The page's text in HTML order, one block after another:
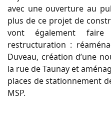
avec une ouverture au
plus de ce projet de
vont également
restructuration :
Duveau, création d’une
la rue de Taunay et
places de stationnement
MSP.